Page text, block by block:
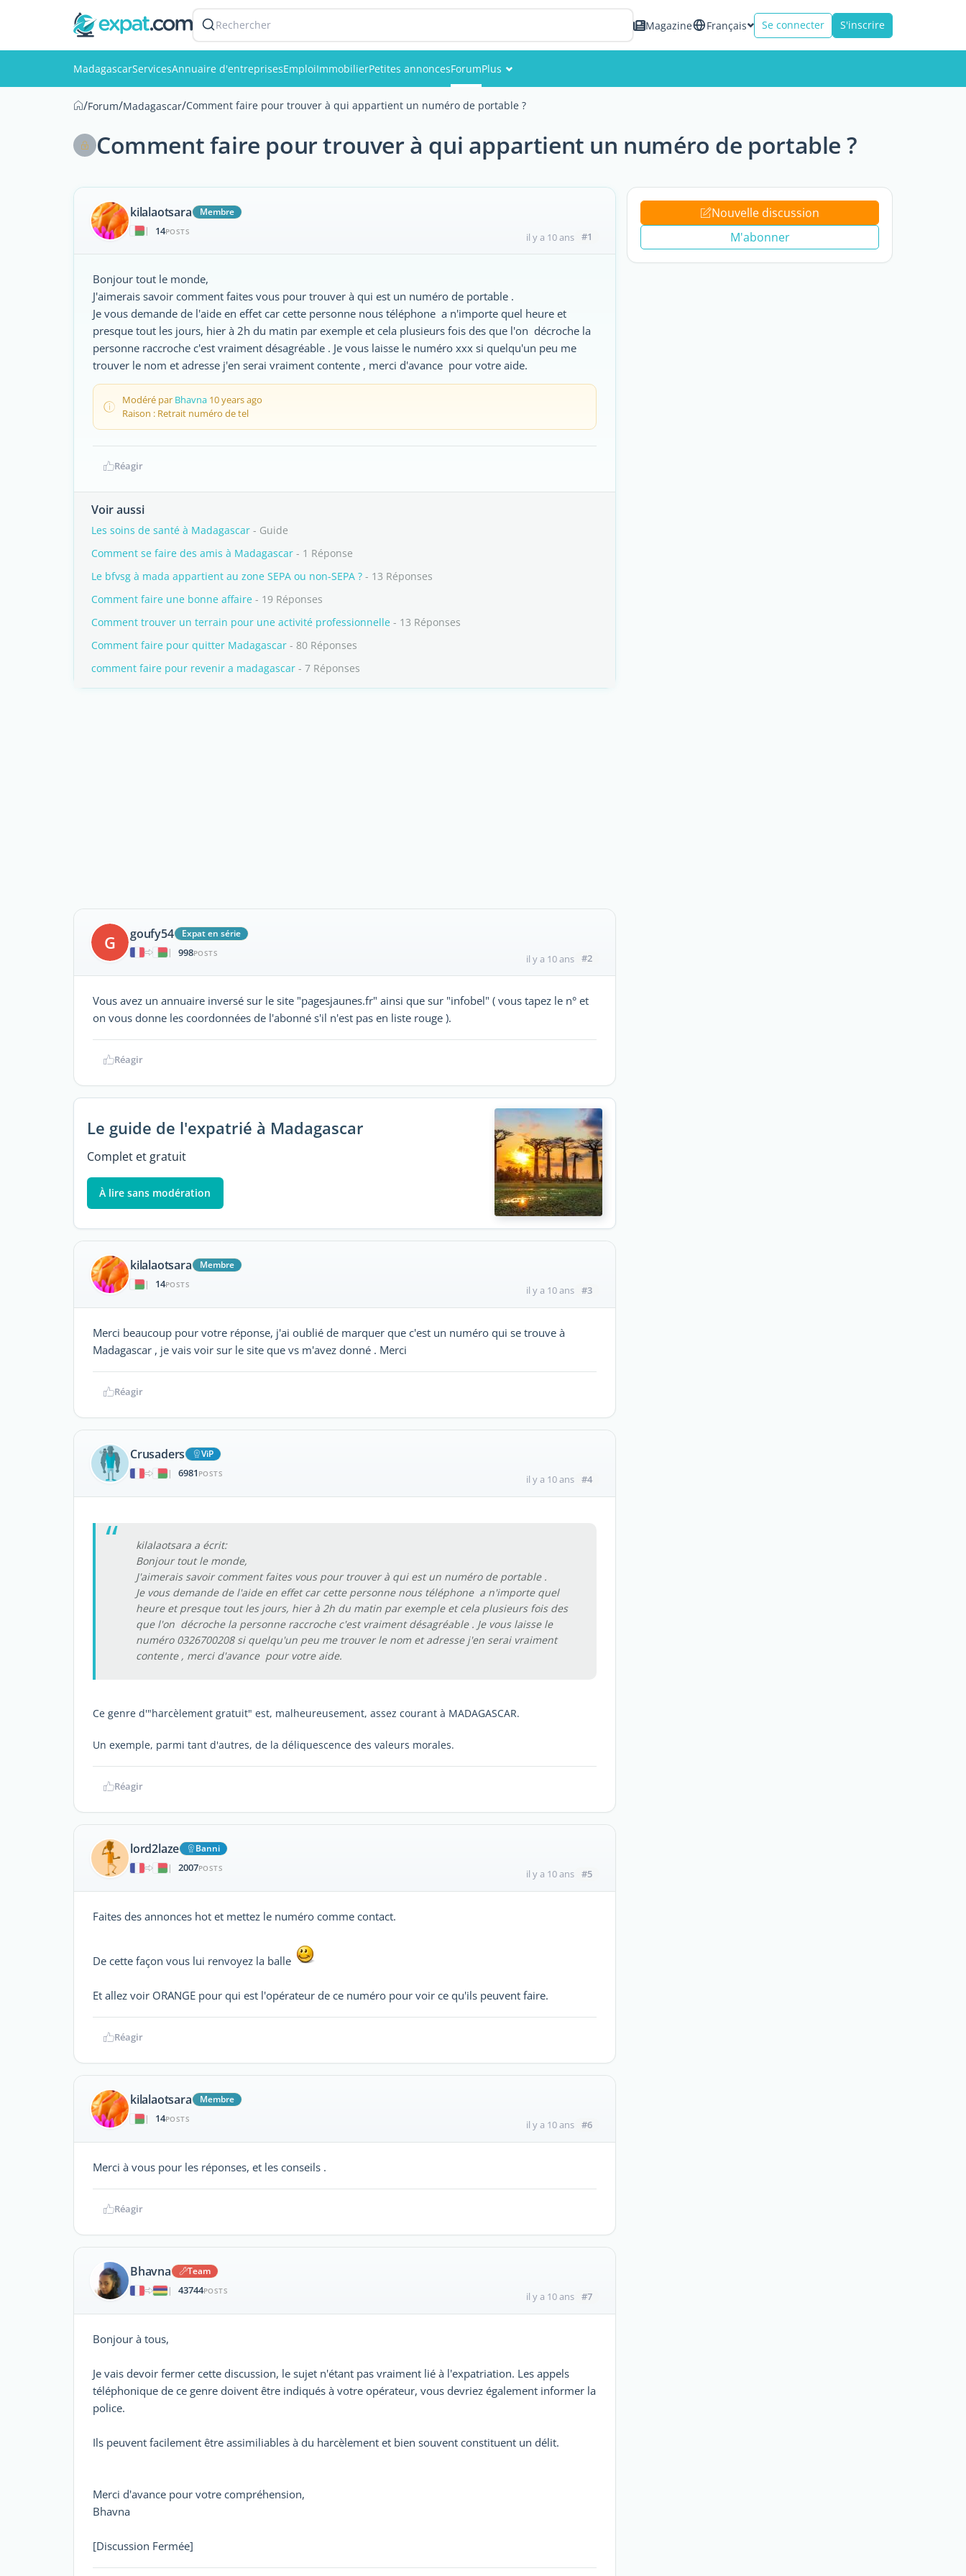
Rechercher Magazine Français Se connecter S'inscrire
MadagascarServicesAnnuaire d'entreprisesEmploiImmobilierPetites annoncesForumPlus
Événements
/Forum/Madagascar/Comment faire pour trouver à qui appartient un numéro de portable ?
Comment faire pour trouver à qui appartient un numéro de portable ?
kilalaotsara
Membre
|
14POSTS il y a 10 ans #1
Bonjour tout le monde,
J'aimerais savoir comment faites vous pour trouver à qui est un numéro de portable .
Je vous demande de l'aide en effet car cette personne nous téléphone a n'importe quel heure et
presque tout les jours, hier à 2h du matin par exemple et cela plusieurs fois des que l'on décroche la
personne raccroche c'est vraiment désagréable . Je vous laisse le numéro xxx si quelqu'un peu me
trouver le nom et adresse j'en serai vraiment contente , merci d'avance pour votre aide.
Modéré par Bhavna 10 years ago
Raison : Retrait numéro de tel
Réagir
Voir aussi
Les soins de santé à Madagascar - Guide
Comment se faire des amis à Madagascar - 1 Réponse
Le bfvsg à mada appartient au zone SEPA ou non-SEPA ? - 13 Réponses
Comment faire une bonne affaire - 19 Réponses
Comment trouver un terrain pour une activité professionnelle - 13 Réponses
Comment faire pour quitter Madagascar - 80 Réponses
comment faire pour revenir a madagascar - 7 Réponses
G goufy54
Expat en série
|
998POSTS il y a 10 ans #2
Vous avez un annuaire inversé sur le site "pagesjaunes.fr" ainsi que sur "infobel" ( vous tapez le n° et
on vous donne les coordonnées de l'abonné s'il n'est pas en liste rouge ).
Réagir
Le guide de l'expatrié à Madagascar
Complet et gratuit
À lire sans modération
kilalaotsara
Membre
|
14POSTS il y a 10 ans #3
Merci beaucoup pour votre réponse, j'ai oublié de marquer que c'est un numéro qui se trouve à
Madagascar , je vais voir sur le site que vs m'avez donné . Merci
Réagir
Crusaders
ViP
|
6981 POSTS il y a 10 ans #4
kilalaotsara a écrit:
Bonjour tout le monde,
J'aimerais savoir comment faites vous pour trouver à qui est un numéro de portable .
Je vous demande de l'aide en effet car cette personne nous téléphone a n'importe quel
heure et presque tout les jours, hier à 2h du matin par exemple et cela plusieurs fois des
que l'on décroche la personne raccroche c'est vraiment désagréable . Je vous laisse le
numéro 0326700208 si quelqu'un peu me trouver le nom et adresse j'en serai vraiment
contente , merci d'avance pour votre aide.
Ce genre d'"harcèlement gratuit" est, malheureusement, assez courant à MADAGASCAR.
Un exemple, parmi tant d'autres, de la déliquescence des valeurs morales.
Réagir
lord2laze
Banni
|
2007POSTS il y a 10 ans #5
Faites des annonces hot et mettez le numéro comme contact.
De cette façon vous lui renvoyez la balle
Et allez voir ORANGE pour qui est l'opérateur de ce numéro pour voir ce qu'ils peuvent faire.
Réagir
kilalaotsara
Membre
|
14POSTS il y a 10 ans #6
Merci à vous pour les réponses, et les conseils .
Réagir
Bhavna
Team
|
43744POSTS il y a 10 ans #7
Bonjour à tous,
Je vais devoir fermer cette discussion, le sujet n'étant pas vraiment lié à l'expatriation. Les appels
téléphonique de ce genre doivent être indiqués à votre opérateur, vous devriez également informer la
police.
Ils peuvent facilement être assimiliables à du harcèlement et bien souvent constituent un délit.
Merci d'avance pour votre compréhension,
Bhavna
[Discussion Fermée]
Nouvelle discussion
M'abonner